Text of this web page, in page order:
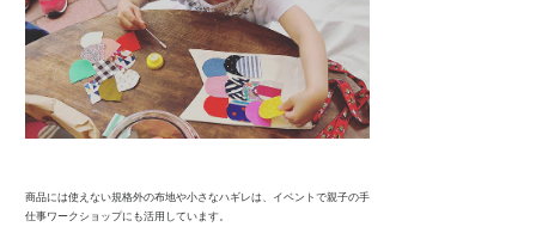
商品には使えない規格外の布地や小さなハギレは、イベントで親子の手
仕事ワークショップにも活用しています。